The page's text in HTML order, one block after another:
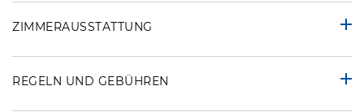
ZIMMERAUSSTATTUNG
REGELN UND GEBÜHREN